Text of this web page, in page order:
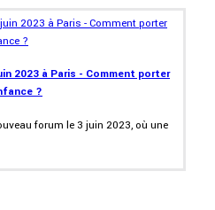
2023 à Paris - Comment porter
?
forum le 3 juin 2023, où une